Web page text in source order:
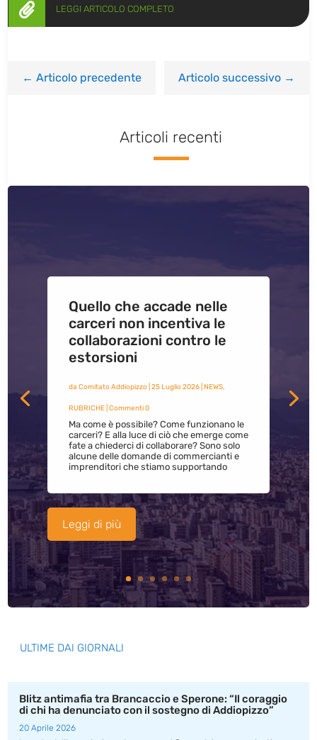
 LEGGI ARTICOLO COMPLETO
←Articolo precedente Articolo successivo→
Articoli recenti
Quello che accade nelle
carceri non incentiva le
collaborazioni contro le
estorsioni
da Comitato Addiopizzo| 25 Luglio 2026| NEWS,
RUBRICHE| Commenti 0
Ma come è possibile? Come funzionano le
carceri? E alla luce di ciò che emerge come
fate a chiederci di collaborare? Sono solo
alcune delle domande di commercianti e
imprenditori che stiamo supportando
Leggi di più
ULTIME DAI GIORNALI
Blitz antimafia tra Brancaccio e Sperone: “Il coraggio
di chi ha denunciato con il sostegno di Addiopizzo”
20 Aprile 2026